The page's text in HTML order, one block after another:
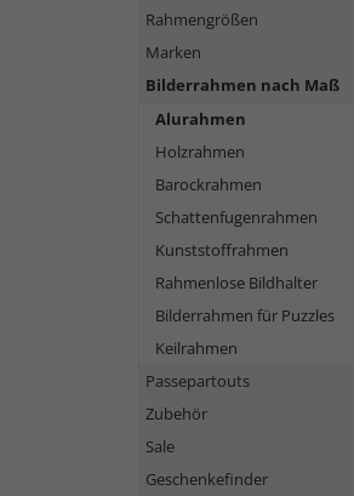
Rahmengrößen
Marken
Bilderrahmen nach Maß
Alurahmen
Holzrahmen
Barockrahmen
Schattenfugenrahmen
Kunststoffrahmen
Rahmenlose Bildhalter
Bilderrahmen für Puzzles
Keilrahmen
Passepartouts
Zubehör
Sale
Geschenkefinder